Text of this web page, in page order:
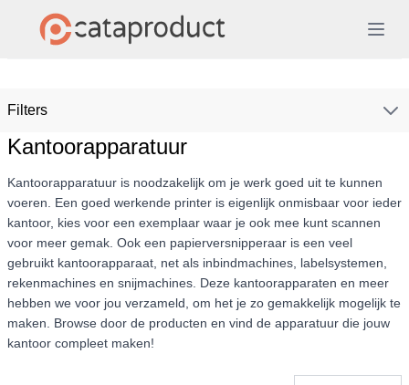
Filters
Kantoorapparatuur
Kantoorapparatuur is noodzakelijk om je werk goed uit te kunnen
voeren. Een goed werkende printer is eigenlijk onmisbaar voor ieder
kantoor, kies voor een exemplaar waar je ook mee kunt scannen
voor meer gemak. Ook een papierversnipperaar is een veel
gebruikt kantoorapparaat, net als inbindmachines, labelsystemen,
rekenmachines en snijmachines. Deze kantoorapparaten en meer
hebben we voor jou verzameld, om het je zo gemakkelijk mogelijk te
maken. Browse door de producten en vind de apparatuur die jouw
kantoor compleet maken!